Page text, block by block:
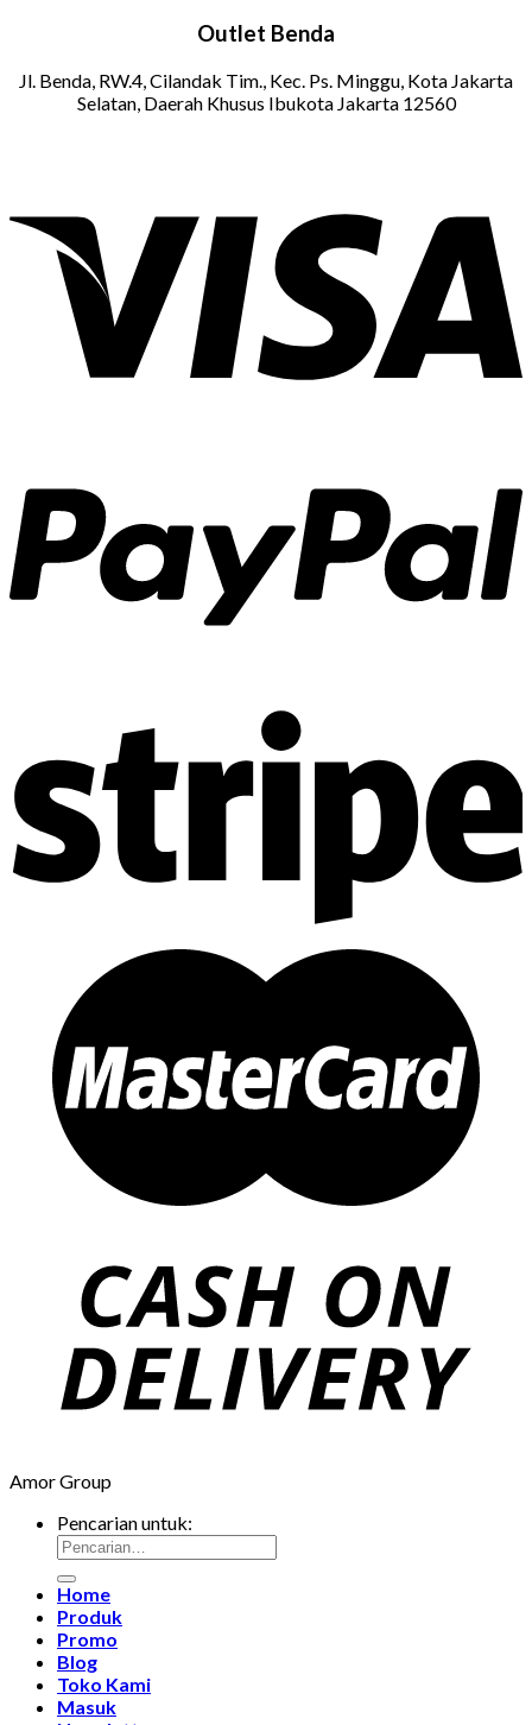
Outlet Benda
Jl. Benda, RW.4, Cilandak Tim., Kec. Ps. Minggu, Kota Jakarta
Selatan, Daerah Khusus Ibukota Jakarta 12560
Amor Group
Pencarian untuk:
Home
Produk
Promo
Blog
Toko Kami
Masuk